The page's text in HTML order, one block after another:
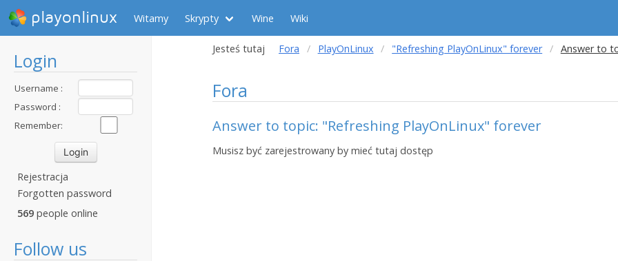
playonlinux Witamy Skrypty Wine Wiki
Login
Username :
Password :
Remember:
Rejestracja
Forgotten password
569 people online
Follow us
Jesteś tutaj Fora PlayOnLinux "Refreshing PlayOnLinux" forever Answer to
Fora
Answer to topic: "Refreshing PlayOnLinux" forever
Musisz być zarejestrowany by mieć tutaj dostęp